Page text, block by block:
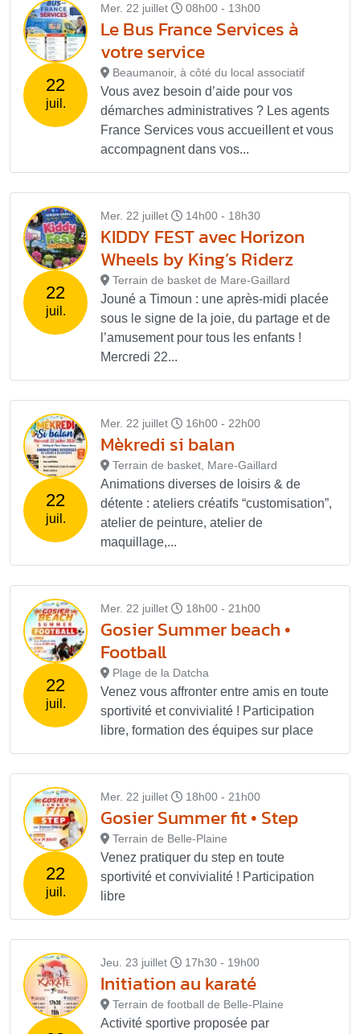
22
juil.
Mer. 22 juillet 08h00 - 13h00
Le Bus France Services à
votre service
Beaumanoir, à côté du local associatif
Vous avez besoin d’aide pour vos
démarches administratives ? Les agents
France Services vous accueillent et vous
accompagnent dans vos...
22
juil.
Mer. 22 juillet 14h00 - 18h30
KIDDY FEST avec Horizon
Wheels by King’s Riderz
Terrain de basket de Mare-Gaillard
Jouné a Timoun : une après-midi placée
sous le signe de la joie, du partage et de
l’amusement pour tous les enfants !
Mercredi 22...
22
juil.
Mer. 22 juillet 16h00 - 22h00
Mèkredi si balan
Terrain de basket, Mare-Gaillard
Animations diverses de loisirs & de
détente : ateliers créatifs “customisation”,
atelier de peinture, atelier de
maquillage,...
22
juil.
Mer. 22 juillet 18h00 - 21h00
Gosier Summer beach •
Football
Plage de la Datcha
Venez vous affronter entre amis en toute
sportivité et convivialité ! Participation
libre, formation des équipes sur place
22
juil.
Mer. 22 juillet 18h00 - 21h00
Gosier Summer fit • Step
Terrain de Belle-Plaine
Venez pratiquer du step en toute
sportivité et convivialité ! Participation
libre
Jeu. 23 juillet 17h30 - 19h00
Initiation au karaté
Terrain de football de Belle-Plaine
Activité sportive proposée par